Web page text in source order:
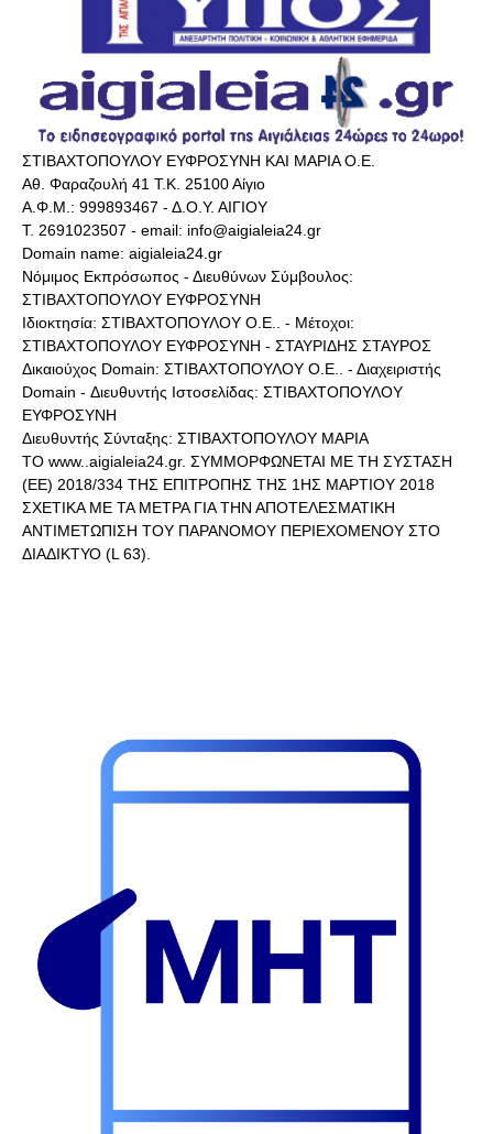
ΣΤΙΒΑΧΤΟΠΟΥΛΟΥ ΕΥΦΡΟΣΥΝΗ ΚΑΙ ΜΑΡΙΑ Ο.Ε.
Αθ. Φαραζουλή 41 Τ.Κ. 25100 Αίγιο
Α.Φ.Μ.: 999893467 - Δ.Ο.Υ. ΑΙΓΙΟΥ
Τ. 2691023507 - email: info@aigialeia24.gr
Domain name: aigialeia24.gr
Νόμιμος Εκπρόσωπος - Διευθύνων Σύμβουλος:
ΣΤΙΒΑΧΤΟΠΟΥΛΟΥ ΕΥΦΡΟΣΥΝΗ
Ιδιοκτησία: ΣΤΙΒΑΧΤΟΠΟΥΛΟΥ Ο.Ε.. - Μέτοχοι:
ΣΤΙΒΑΧΤΟΠΟΥΛΟΥ ΕΥΦΡΟΣΥΝΗ - ΣΤΑΥΡΙΔΗΣ ΣΤΑΥΡΟΣ
Δικαιούχος Domain: ΣΤΙΒΑΧΤΟΠΟΥΛΟΥ Ο.Ε.. - Διαχειριστής
Domain - Διευθυντής Ιστοσελίδας: ΣΤΙΒΑΧΤΟΠΟΥΛΟΥ
ΕΥΦΡΟΣΥΝΗ
Διευθυντής Σύνταξης: ΣΤΙΒΑΧΤΟΠΟΥΛΟΥ ΜΑΡΙΑ
ΤΟ www..aigialeia24.gr. ΣΥΜΜΟΡΦΩΝΕΤΑΙ ΜΕ ΤΗ ΣΥΣΤΑΣΗ
(ΕΕ) 2018/334 ΤΗΣ ΕΠΙΤΡΟΠΗΣ ΤΗΣ 1ΗΣ ΜΑΡΤΙΟΥ 2018
ΣΧΕΤΙΚΑ ΜΕ ΤΑ ΜΕΤΡΑ ΓΙΑ ΤΗΝ ΑΠΟΤΕΛΕΣΜΑΤΙΚΗ
ΑΝΤΙΜΕΤΩΠΙΣΗ ΤΟΥ ΠΑΡΑΝΟΜΟΥ ΠΕΡΙΕΧΟΜΕΝΟΥ ΣΤΟ
ΔΙΑΔΙΚΤΥΟ (L 63).